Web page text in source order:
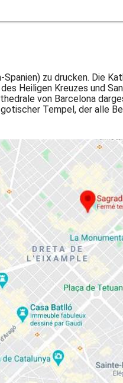
zu drucken. Die
Heiligen Kreuzes und
von Barcelona
Tempel, der alle